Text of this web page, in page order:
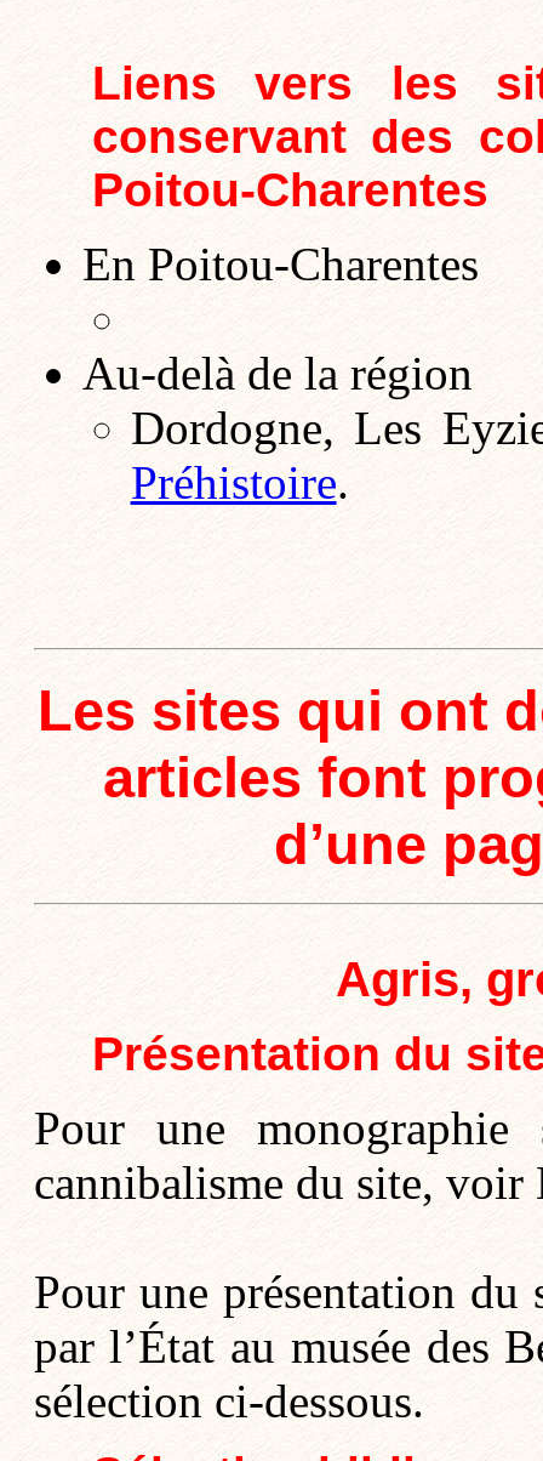
Liens vers les
conservant des
Poitou-Charentes
En Poitou-Charentes
Au-delà de la région
Dordogne, Les
Préhistoire.
Les sites qui ont
articles font
d’une
Agris,
Présentation du
Pour une
cannibalisme du site,
Pour une présentation du
par l’État au musée des
sélection ci-dessous.